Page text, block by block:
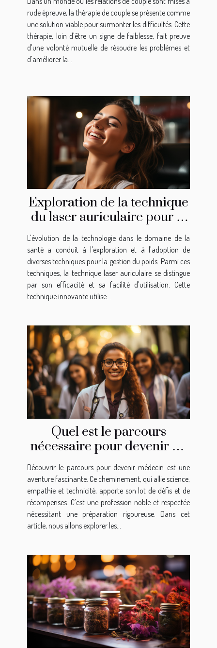
communication dans une
relation
rude épreuve, la thérapie de couple se présente comme
une solution viable pour surmonter les difficultés. Cette
thérapie, loin d'être un signe de faiblesse, fait preuve
d'une volonté mutuelle de résoudre les problèmes et
d'améliorer la...
Exploration de la technique
du laser auriculaire pour la
gestion du poids
L'évolution de la technologie dans le domaine de la
santé a conduit à l'exploration et à l'adoption de
diverses techniques pour la gestion du poids. Parmi ces
techniques, la technique laser auriculaire se distingue
par son efficacité et sa facilité d'utilisation. Cette
technique innovante utilise...
Quel est le parcours
nécessaire pour devenir un
médecin ?
Découvrir le parcours pour devenir médecin est une
aventure fascinante. Ce cheminement, qui allie science,
empathie et technicité, apporte son lot de défis et de
récompenses. C'est une profession noble et respectée
nécessitant une préparation rigoureuse. Dans cet
article, nous allons explorer les...